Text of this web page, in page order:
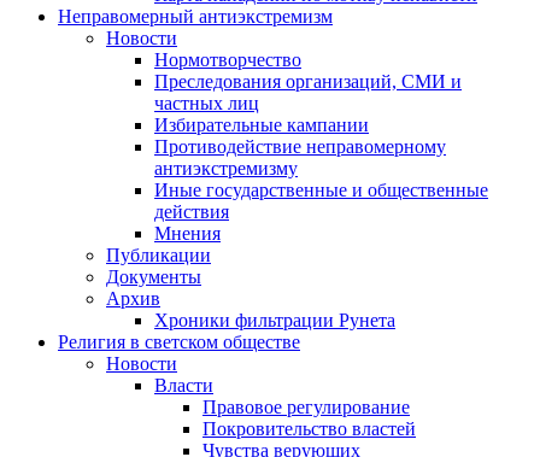
Неправомерный антиэкстремизм
Новости
Нормотворчество
Преследования организаций, СМИ и
частных лиц
Избирательные кампании
Противодействие неправомерному
антиэкстремизму
Иные государственные и общественные
действия
Мнения
Публикации
Документы
Архив
Хроники фильтрации Рунета
Религия в светском обществе
Новости
Власти
Правовое регулирование
Покровительство властей
Чувства верующих